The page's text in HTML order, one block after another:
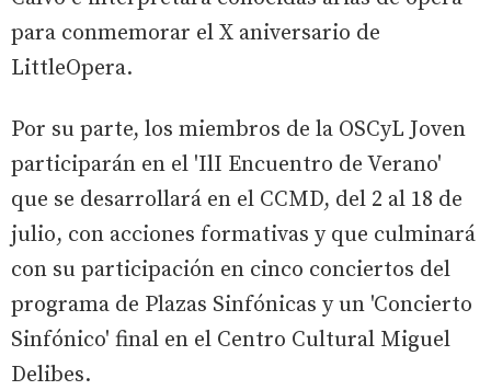
para conmemorar el X aniversario de
LittleOpera.
Por su parte, los miembros de la OSCyL Joven
participarán en el 'IlI Encuentro de Verano'
que se desarrollará en el CCMD, del 2 al 18 de
julio, con acciones formativas y que culminará
con su participación en cinco conciertos del
programa de Plazas Sinfónicas y un 'Concierto
Sinfónico' final en el Centro Cultural Miguel
Delibes.